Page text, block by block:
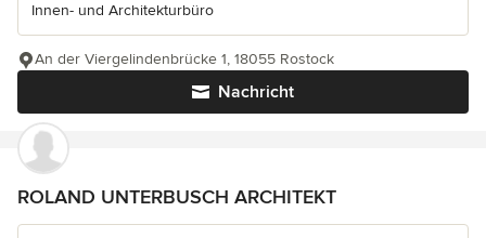
Innen- und Architekturbüro
Nachricht
An der Viergelindenbrücke 1, 18055 Rostock
ROLAND UNTERBUSCH ARCHITEKT